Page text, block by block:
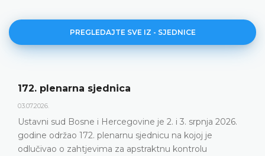
PREGLEDAJTE SVE IZ - SJEDNICE
172. plenarna sjednica
03.07.2026.
Ustavni sud Bosne i Hercegovine je 2. i 3. srpnja 2026.
godine održao 172. plenarnu sjednicu na kojoj je
odlučivao o zahtjevima za apstraktnu kontrolu